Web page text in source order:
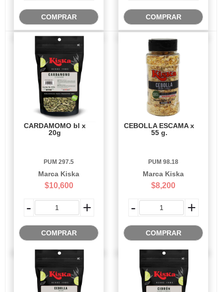
COMPRAR COMPRAR
CARDAMOMO bl x
20g
PUM 297.5
Marca Kiska
$10,600
- +
COMPRAR
CEBOLLA ESCAMA x
55 g.
PUM 98.18
Marca Kiska
$8,200
- +
COMPRAR